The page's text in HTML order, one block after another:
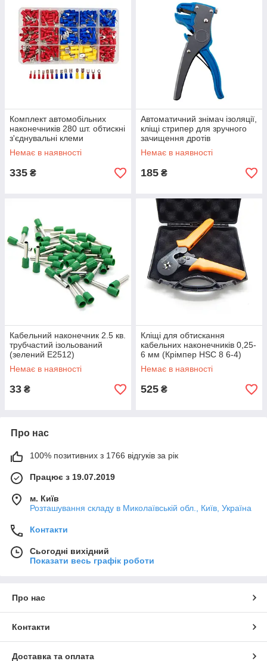
Комплект автомобільних
наконечників 280 шт. обтискні
з'єднувальні клеми
Немає в наявності
335 ₴
Автоматичний знімач ізоляції,
кліщі стрипер для зручного
зачищення дротів
Немає в наявності
185 ₴
Кабельний наконечник 2.5 кв.
трубчастий ізольований
(зелений Е2512)
Немає в наявності
33 ₴
Кліщі для обтискання
кабельних наконечників 0,25-
6 мм (Крімпер HSC 8 6-4)
Пластиковий кейс
Немає в наявності
525 ₴
Про нас
100% позитивних з 1766 відгуків за рік
Працює з 19.07.2019
м. Київ
Розташування складу в Миколаївській обл., Київ, Україна
Контакти
Сьогодні вихідний
Показати весь графік роботи
Про нас
Контакти
Доставка та оплата